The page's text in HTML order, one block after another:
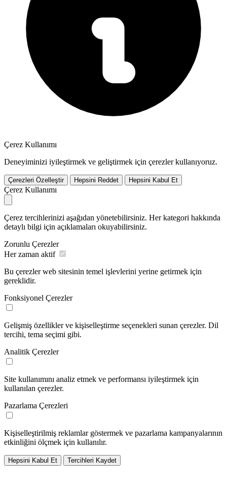
Çerez Kullanımı
Deneyiminizi iyileştirmek ve geliştirmek için çerezler kullanıyoruz.
Çerezleri Özelleştir Hepsini Reddet Hepsini Kabul Et
Çerez Kullanımı
Çerez tercihlerinizi aşağıdan yönetebilirsiniz. Her kategori hakkında
detaylı bilgi için açıklamaları okuyabilirsiniz.
Zorunlu Çerezler
Her zaman aktif
Bu çerezler web sitesinin temel işlevlerini yerine getirmek için
gereklidir.
Fonksiyonel Çerezler
Gelişmiş özellikler ve kişiselleştirme seçenekleri sunan çerezler. Dil
tercihi, tema seçimi gibi.
Analitik Çerezler
Site kullanımını analiz etmek ve performansı iyileştirmek için
kullanılan çerezler.
Pazarlama Çerezleri
Kişiselleştirilmiş reklamlar göstermek ve pazarlama kampanyalarının
etkinliğini ölçmek için kullanılır.
Hepsini Kabul Et Tercihleri Kaydet